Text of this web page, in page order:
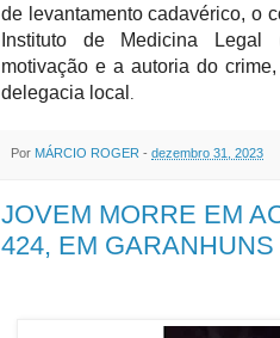
de levantamento cadavérico, o
Instituto de Medicina
motivação e a autoria do
delegacia local .
Por MÁRCIO ROGER - dezembro 31, 2023
JOVEM MORRE EM
424, EM GARANHUNS